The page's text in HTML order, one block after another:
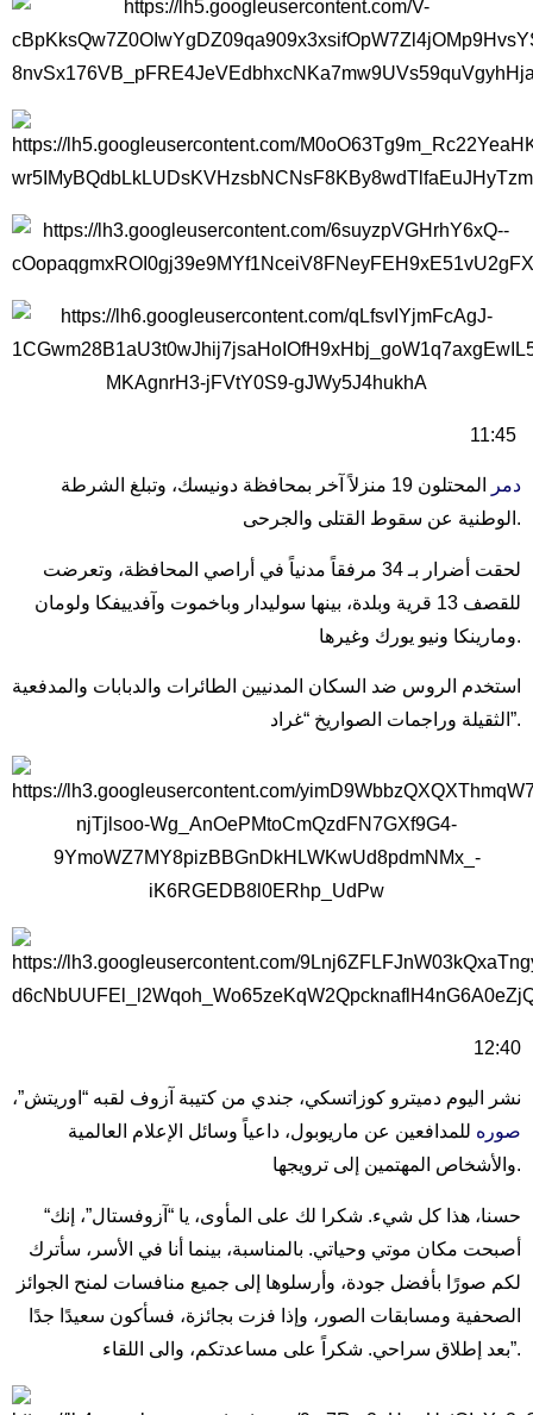
11:45
دمر
المحتلون 19 منزلاً آخر بمحافظة دونيسك، وتبلغ الشرطة
الوطنية عن سقوط القتلى والجرحى.
لحقت أضرار بـ 34 مرفقاً مدنياً في أراصي المحافظة، وتعرضت
للقصف 13 قرية وبلدة، بينها سوليدار وباخموت وآفدييفكا ولومان
ومارينكا ونيو يورك وغيرها.
استخدم الروس ضد السكان المدنيين الطائرات والدبابات والمدفعية
الثقيلة وراجمات الصواريخ “غراد”.
12:40
نشر اليوم دميترو كوزاتسكي، جندي من كتيبة آزوف لقبه “اوريتش”،
صوره للمدافعين عن ماريوبول، داعياً وسائل الإعلام العالمية
والأشخاص المهتمين إلى ترويجها.
“حسنا، هذا كل شيء. شكرا لك على المأوى، يا “آزوفستال”، إنك
أصبحت مكان موتي وحياتي. بالمناسبة، بينما أنا في الأسر، سأترك
لكم صورًا بأفضل جودة، وأرسلوها إلى جميع منافسات لمنح الجوائز
الصحفية ومسابقات الصور، وإذا فزت بجائزة، فسأكون سعيدًا جدًا
بعد إطلاق سراحي. شكراً على مساعدتكم، والى اللقاء”.